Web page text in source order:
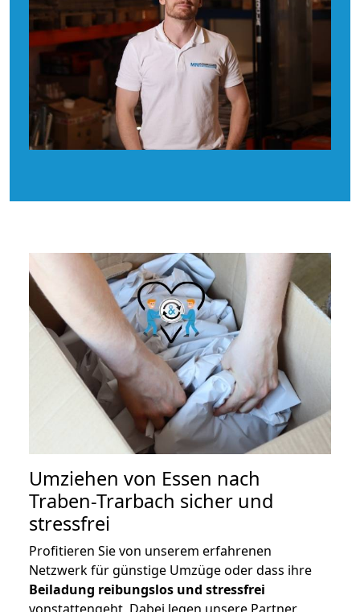
Umziehen von Essen nach
Traben-Trarbach sicher und
stressfrei
Profitieren Sie von unserem erfahrenen
Netzwerk für günstige Umzüge oder dass ihre
Beiladung reibungslos und stressfrei